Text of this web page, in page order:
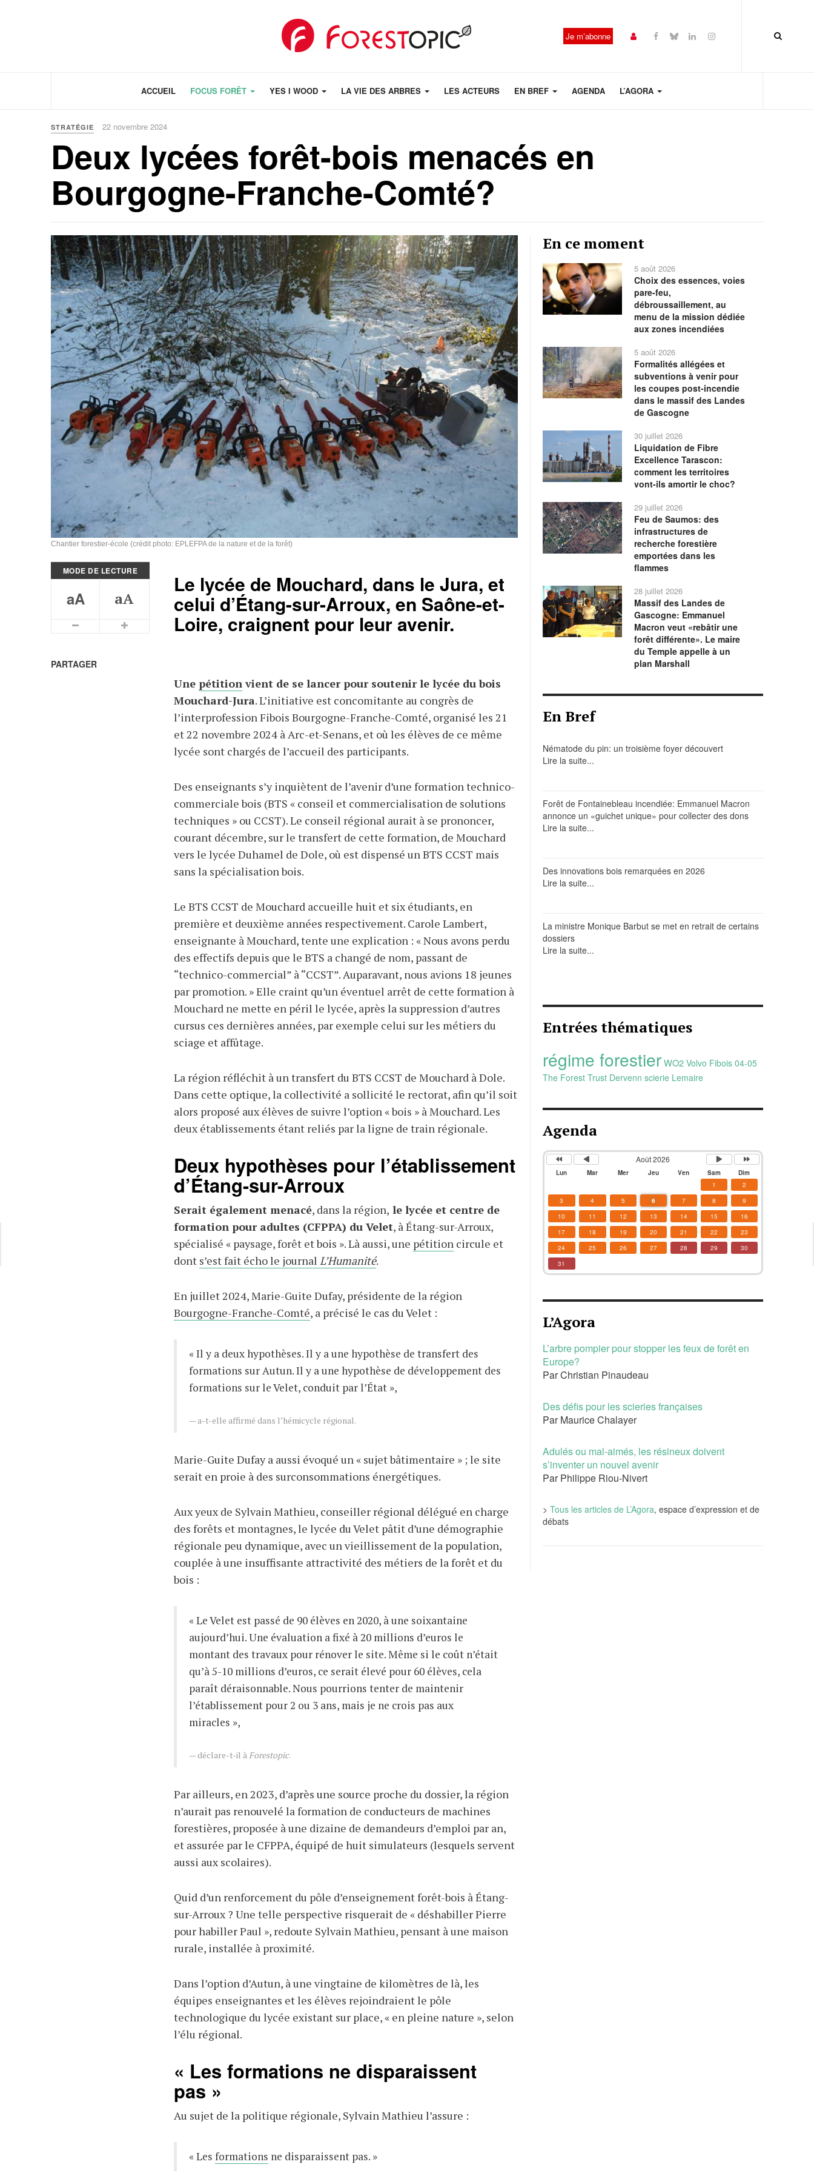
Je m’abonne
ACCUEIL FOCUS FORÊT YES I WOOD LA VIE DES ARBRES LES ACTEURS EN BREF AGENDA L’AGORA
STRATÉGIE 22 novembre 2024
Deux lycées forêt-bois menacés en
Bourgogne-Franche-Comté?
Chantier forestier-école (crédit photo: EPLEFPA de la nature et de la forêt)
MODE DE LECTURE
aA aA
Plus petits caractèresPlus grands caractères
PARTAGER
Le lycée de Mouchard, dans le Jura, et
celui d’Étang-sur-Arroux, en Saône-et-
Loire, craignent pour leur avenir.
Une pétition vient de se lancer pour soutenir le lycée du bois
Mouchard-Jura. L’initiative est concomitante au congrès de
l’interprofession Fibois Bourgogne-Franche-Comté, organisé les 21
et 22 novembre 2024 à Arc-et-Senans, et où les élèves de ce même
lycée sont chargés de l’accueil des participants.
Des enseignants s’y inquiètent de l’avenir d’une formation technico-
commerciale bois (BTS « conseil et commercialisation de solutions
techniques » ou CCST). Le conseil régional aurait à se prononcer,
courant décembre, sur le transfert de cette formation, de Mouchard
vers le lycée Duhamel de Dole, où est dispensé un BTS CCST mais
sans la spécialisation bois.
Le BTS CCST de Mouchard accueille huit et six étudiants, en
première et deuxième années respectivement. Carole Lambert,
enseignante à Mouchard, tente une explication : «Nous avons perdu
des effectifs depuis que le BTS a changé de nom, passant de
“technico-commercial” à “CCST”. Auparavant, nous avions 18 jeunes
par promotion. » Elle craint qu’un éventuel arrêt de cette formation à
Mouchard ne mette en péril le lycée, après la suppression d’autres
cursus ces dernières années, par exemple celui sur les métiers du
sciage et affûtage.
La région réfléchit à un transfert du BTS CCST de Mouchard à Dole.
Dans cette optique, la collectivité a sollicité le rectorat, afin qu’il soit
alors proposé aux élèves de suivre l’option « bois » à Mouchard. Les
deux établissements étant reliés par la ligne de train régionale.
Deux hypothèses pour l’établissement
d’Étang-sur-Arroux
Serait également menacé, dans la région, le lycée et centre de
formation pour adultes (CFPPA) du Velet, à Étang-sur-Arroux,
spécialisé « paysage, forêt et bois ». Là aussi, une pétition circule et
dont s’est fait écho le journal L’Humanité.
En juillet 2024, Marie-Guite Dufay, présidente de la région
Bourgogne-Franche-Comté, a précisé le cas du Velet :
« Il y a deux hypothèses. Il y a une hypothèse de transfert des
formations sur Autun. Il y a une hypothèse de développement des
formations sur le Velet, conduit par l’État »,
a-t-elle affirmé dans l’hémicycle régional.
Marie-Guite Dufay a aussi évoqué un « sujet bâtimentaire » ; le site
serait en proie à des surconsommations énergétiques.
Aux yeux de Sylvain Mathieu, conseiller régional délégué en charge
des forêts et montagnes, le lycée du Velet pâtit d’une démographie
régionale peu dynamique, avec un vieillissement de la population,
couplée à une insuffisante attractivité des métiers de la forêt et du
bois :
« Le Velet est passé de 90 élèves en 2020, à une soixantaine
aujourd’hui. Une évaluation a fixé à 20 millions d’euros le
montant des travaux pour rénover le site. Même si le coût n’était
qu’à 5-10 millions d’euros, ce serait élevé pour 60 élèves, cela
paraît déraisonnable. Nous pourrions tenter de maintenir
l’établissement pour 2 ou 3 ans, mais je ne crois pas aux
miracles »,
déclare-t-il à Forestopic.
Par ailleurs, en 2023, d’après une source proche du dossier, la région
n’aurait pas renouvelé la formation de conducteurs de machines
forestières, proposée à une dizaine de demandeurs d’emploi par an,
et assurée par le CFPPA, équipé de huit simulateurs (lesquels servent
aussi aux scolaires).
Quid d’un renforcement du pôle d’enseignement forêt-bois à Étang-
sur-Arroux ? Une telle perspective risquerait de « déshabiller Pierre
pour habiller Paul », redoute Sylvain Mathieu, pensant à une maison
rurale, installée à proximité.
Dans l’option d’Autun, à une vingtaine de kilomètres de là, les
équipes enseignantes et les élèves rejoindraient le pôle
technologique du lycée existant sur place, « en pleine nature », selon
l’élu régional.
« Les formations ne disparaissent
pas »
Au sujet de la politique régionale, Sylvain Mathieu l’assure :
« Les formations ne disparaissent pas. »
En ce moment
5 août 2026
Choix des essences, voies
pare-feu,
débroussaillement, au
menu de la mission dédiée
aux zones incendiées
5 août 2026
Formalités allégées et
subventions à venir pour
les coupes post-incendie
dans le massif des Landes
de Gascogne
30 juillet 2026
Liquidation de Fibre
Excellence Tarascon:
comment les territoires
vont-ils amortir le choc?
29 juillet 2026
Feu de Saumos: des
infrastructures de
recherche forestière
emportées dans les
flammes
28 juillet 2026
Massif des Landes de
Gascogne: Emmanuel
Macron veut «rebâtir une
forêt différente». Le maire
du Temple appelle à un
plan Marshall
En Bref
Nématode du pin: un troisième foyer découvert
Lire la suite...
Forêt de Fontainebleau incendiée: Emmanuel Macron
annonce un «guichet unique» pour collecter des dons
Lire la suite...
Des innovations bois remarquées en 2026
Lire la suite...
La ministre Monique Barbut se met en retrait de certains
dossiers
Lire la suite...
Entrées thématiques
régime forestier WO2 Volvo Fibois 04-05
The Forest Trust Dervenn scierie Lemaire
Agenda
précédenteprécédent
Août 2026
Lun Mar Mer Jeu Ven Sam
Dim
1
2
3
4 5 6 7 8
9
10
11 12 13 14 15
16
17
18 19 20 21 22
23
24
25 26 27 28 29
30
31
L’Agora
L’arbre pompier pour stopper les feux de forêt en
Europe?
Par Christian Pinaudeau
Des défis pour les scieries françaises
Par Maurice Chalayer
Adulés ou mal-aimés, les résineux doivent
s’inventer un nouvel avenir
Par Philippe Riou-Nivert
> Tous les articles de L’Agora, espace d’expression et de
débats